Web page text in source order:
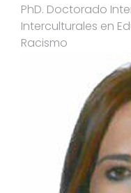
PhD. Doctorado
Interculturales en
Racismo